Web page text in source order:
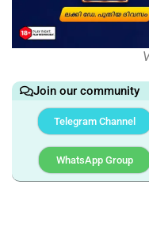
Join our community
Telegram Channel
WhatsApp Group